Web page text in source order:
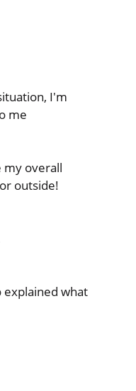
I'm
me
my overall
outside!
what